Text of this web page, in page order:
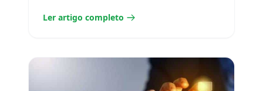
Ler artigo completo